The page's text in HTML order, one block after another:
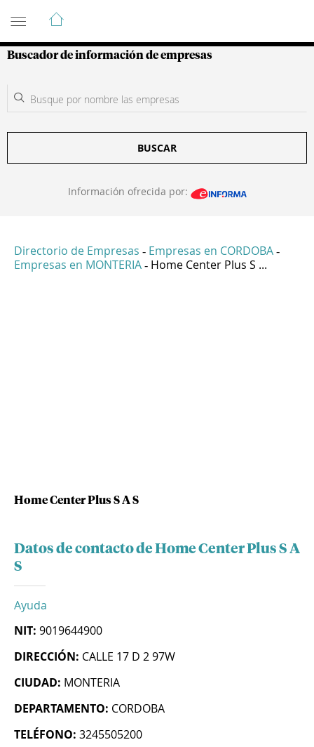
Guía de Empresas Colombianas
Buscador de información de empresas
BUSCAR
Información ofrecida por:
Directorio de Empresas - Empresas en CORDOBA -
Empresas en MONTERIA - Home Center Plus S ...
Home Center Plus S A S
Datos de contacto de Home Center Plus S A
S
Ayuda
NIT: 9019644900
DIRECCIÓN: CALLE 17 D 2 97W
CIUDAD: MONTERIA
DEPARTAMENTO: CORDOBA
TELÉFONO: 3245505200